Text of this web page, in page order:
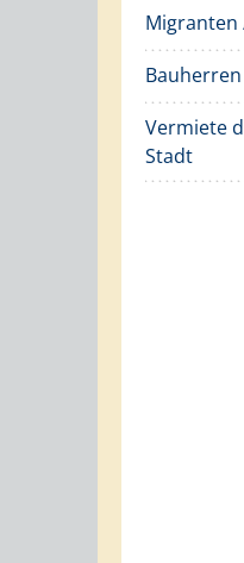
Migranten
Bauherren
Vermiete
Stadt